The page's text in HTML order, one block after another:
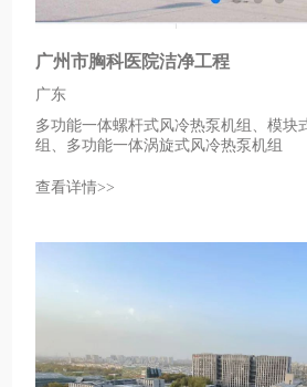
广州市胸科医院洁净工程
广东
多功能一体螺杆式风冷热泵机组、模块
组、多功能一体涡旋式风冷热泵机组
查看详情>>